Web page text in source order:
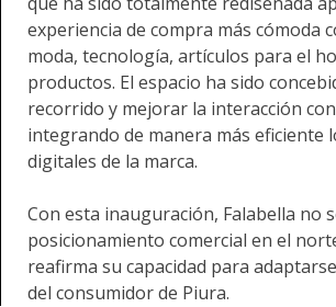
experiencia de compra más cómoda
moda, tecnología, artículos para el
productos. El espacio ha sido
recorrido y mejorar la interacción
integrando de manera más eficiente
digitales de la marca.
Con esta inauguración, Falabella no
posicionamiento comercial en el
reafirma su capacidad para
del consumidor de Piura.